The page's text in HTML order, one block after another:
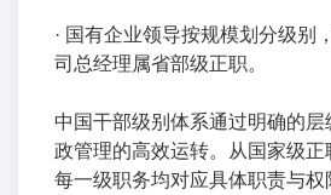
· 国有企业领导按规模划分级别
司总经理属省部级正职。
中国干部级别体系通过明确的
政管理的高效运转。从国家级正
每一级职务均对应具体职责与权